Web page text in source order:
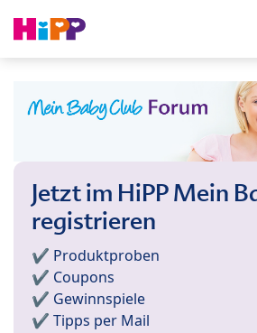
Jetzt im HiPP Mein
registrieren
✔️ Produktproben
✔️ Coupons
✔️ Gewinnspiele
✔️ Tipps per Mail